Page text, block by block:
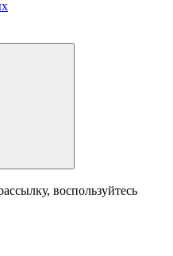
воспользуйтесь